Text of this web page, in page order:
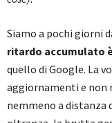
Siamo a pochi giorni
ritardo accumulato
quello di Google. La
aggiornamenti e non
nemmeno a distanza